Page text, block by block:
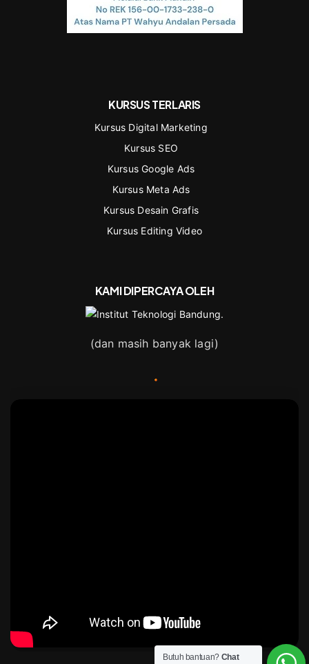
KURSUS TERLARIS
Kursus Digital Marketing
Kursus SEO
Kursus Google Ads
Kursus Meta Ads
Kursus Desain Grafis
Kursus Editing Video
KAMI DIPERCAYA OLEH
(dan masih banyak lagi)
Butuh bantuan? Chat